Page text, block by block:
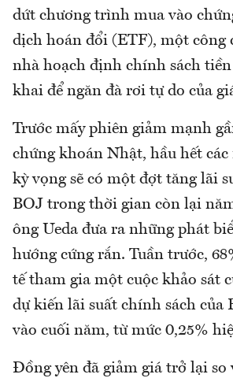
dứt chương trình mua vào
dịch hoán đổi (ETF), một công
nhà hoạch định chính sách
khai để ngăn đà rơi tự do của
Trước mấy phiên giảm mạnh
chứng khoán Nhật, hầu hết
kỳ vọng sẽ có một đợt tăng lãi
BOJ trong thời gian còn lại
ông Ueda đưa ra những phát
hướng cứng rắn. Tuần trước,
tế tham gia một cuộc khảo sát
dự kiến ​​lãi suất chính sách của
vào cuối năm, từ mức 0,25%
Đồng yên đã giảm giá trở lại so